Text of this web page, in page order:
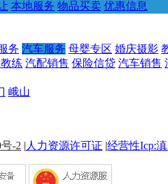
本地服务 物品买卖 优惠信息
务 汽车服务 母婴专区 婚庆摄影
练 汽配销售 保险信贷 汽车销售
峨山
-2 | 人力资源许可证 |经营性Icp: